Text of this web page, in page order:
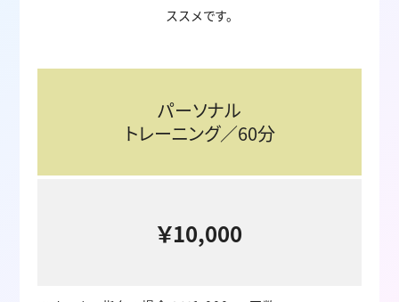
ススメです。
パーソナル
トレーニング／60分
￥10,000